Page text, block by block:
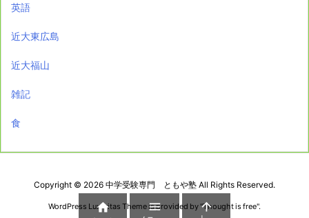
英語
近大東広島
近大福山
雑記
食
Copyright © 2026 中学受験専門 ともや塾 All Rights Reserved.
WordPress Luxeritas Theme is provided by "Thought is free".
  